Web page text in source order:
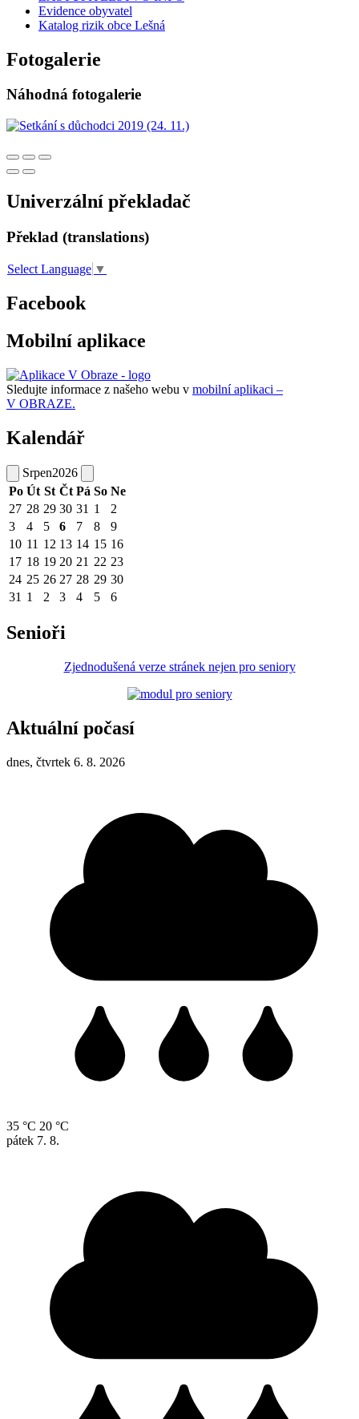
Evidence obyvatel
Katalog rizik obce Lešná
Fotogalerie
Náhodná fotogalerie
Univerzální překladač
Překlad (translations)
Select Language ▼
Facebook
Mobilní aplikace
Sledujte informace z našeho webu v mobilní aplikaci –
V OBRAZE.
Kalendář
Srpen2026
Po Út St Čt Pá So Ne
27 28 29 30 31 1
2
3
4 5 6 7 8
9
10 11 12 13 14 15 16
17 18 19 20 21 22 23
24 25 26 27 28 29 30
31 1 2 3 4 5 6
Senioři
Zjednodušená verze stránek nejen pro seniory
Aktuální počasí
dnes, čtvrtek 6. 8. 2026
35 °C 20 °C
pátek 7. 8.